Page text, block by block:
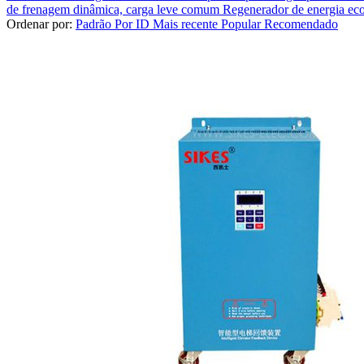
de frenagem dinâmica, carga leve comum Regenerador de energia
Ordenar por: Padrão Por ID Mais recente PopularRecomendado